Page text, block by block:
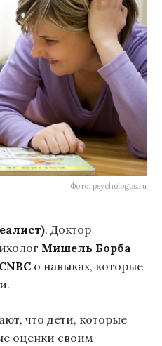
Фото: psychologos.ru
. Доктор
Мишель Борба
CNBC о навыках, которые
что дети, которые
оценки своим